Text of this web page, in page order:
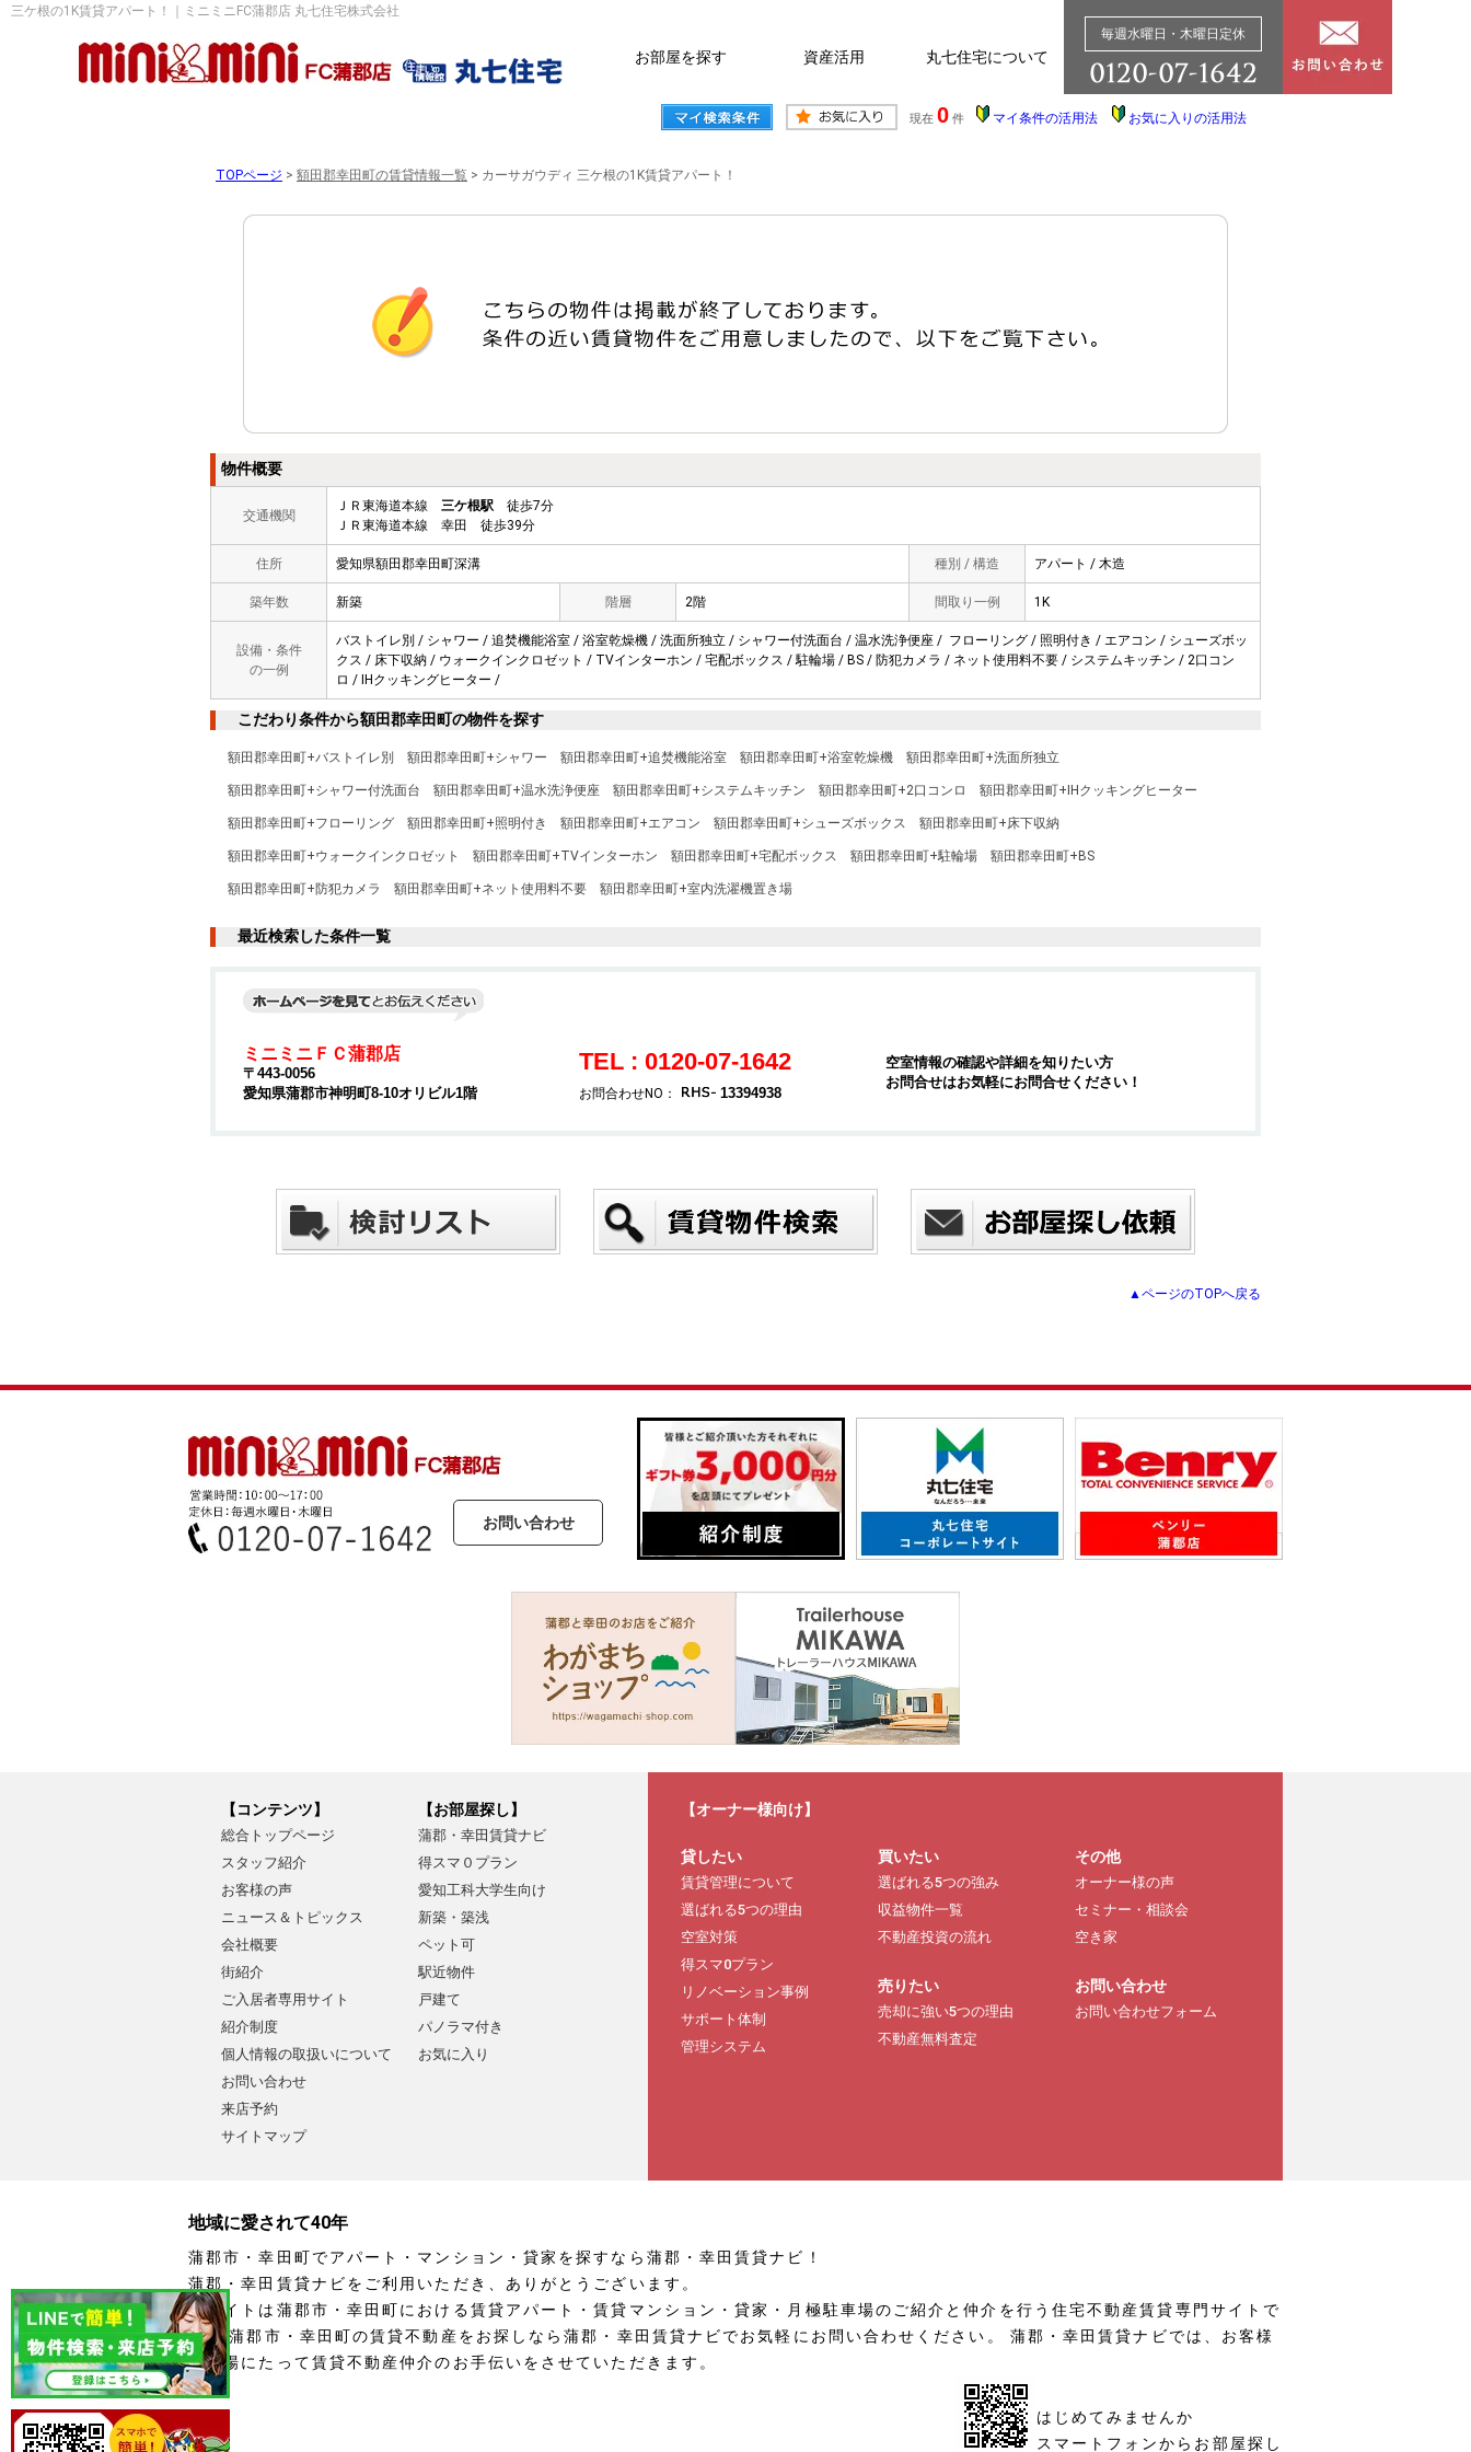
三ケ根の1K賃貸アパート！｜ミニミニFC蒲郡店 丸七住宅株式会社
お部屋を探す 資産活用 丸七住宅について
毎週水曜日・木曜日定休
現在 0 件 マイ条件の活用法 お気に入りの活用法
TOPページ > 額田郡幸田町の賃貸情報一覧 > カーサガウディ 三ケ根の1K賃貸アパート！
物件概要
交通機関
ＪＲ東海道本線 三ケ根駅 徒歩7分
ＪＲ東海道本線 幸田 徒歩39分
住所 愛知県額田郡幸田町深溝 種別 / 構造 アパート / 木造
築年数 新築 階層 2階 間取り一例 1K
設備・条件
の一例
バストイレ別 / シャワー / 追焚機能浴室 / 浴室乾燥機 / 洗面所独立 / シャワー付洗面台 / 温水洗浄便座 / フローリング / 照明付き / エアコン / シューズボッ
クス / 床下収納 / ウォークインクロゼット / TVインターホン / 宅配ボックス / 駐輪場 / BS / 防犯カメラ / ネット使用料不要 / システムキッチン / 2口コン
ロ / IHクッキングヒーター /
こだわり条件から額田郡幸田町の物件を探す
額田郡幸田町+バストイレ別 額田郡幸田町+シャワー 額田郡幸田町+追焚機能浴室 額田郡幸田町+浴室乾燥機 額田郡幸田町+洗面所独立
額田郡幸田町+シャワー付洗面台 額田郡幸田町+温水洗浄便座 額田郡幸田町+システムキッチン 額田郡幸田町+2口コンロ 額田郡幸田町+IHクッキングヒーター
額田郡幸田町+フローリング 額田郡幸田町+照明付き 額田郡幸田町+エアコン 額田郡幸田町+シューズボックス 額田郡幸田町+床下収納
額田郡幸田町+ウォークインクロゼット 額田郡幸田町+TVインターホン 額田郡幸田町+宅配ボックス 額田郡幸田町+駐輪場 額田郡幸田町+BS
額田郡幸田町+防犯カメラ 額田郡幸田町+ネット使用料不要 額田郡幸田町+室内洗濯機置き場
最近検索した条件一覧
ミニミニＦＣ蒲郡店
〒443-0056
愛知県蒲郡市神明町8-10オリビル1階
TEL : 0120-07-1642
お問合わせNO： 13394938
空室情報の確認や詳細を知りたい方
お問合せはお気軽にお問合せください！
▲ページのTOPへ戻る
お問い合わせ
【コンテンツ】
総合トップページ
スタッフ紹介
お客様の声
ニュース＆トピックス
会社概要
街紹介
ご入居者専用サイト
紹介制度
個人情報の取扱いについて
お問い合わせ
来店予約
サイトマップ
【お部屋探し】
蒲郡・幸田賃貸ナビ
得スマ０プラン
愛知工科大学生向け
新築・築浅
ペット可
駅近物件
戸建て
パノラマ付き
お気に入り
【オーナー様向け】
貸したい
賃貸管理について
選ばれる5つの理由
空室対策
得スマ0プラン
リノベーション事例
サポート体制
管理システム
買いたい
選ばれる5つの強み
収益物件一覧
不動産投資の流れ
売りたい
売却に強い5つの理由
不動産無料査定
その他
オーナー様の声
セミナー・相談会
空き家
お問い合わせ
お問い合わせフォーム
地域に愛されて40年
蒲郡市・幸田町でアパート・マンション・貸家を探すなら蒲郡・幸田賃貸ナビ！
蒲郡・幸田賃貸ナビをご利用いただき、ありがとうございます。
当サイトは蒲郡市・幸田町における賃貸アパート・賃貸マンション・貸家・月極駐車場のご紹介と仲介を行う住宅不動産賃貸専門サイトで
す。 蒲郡市・幸田町の賃貸不動産をお探しなら蒲郡・幸田賃貸ナビでお気軽にお問い合わせください。 蒲郡・幸田賃貸ナビでは、お客様
の立場にたって賃貸不動産仲介のお手伝いをさせていただきます。
はじめてみませんか
スマートフォンからお部屋探し